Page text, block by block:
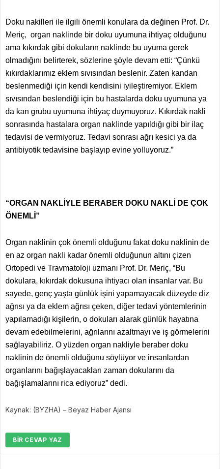
Doku nakilleri ile ilgili önemli konulara da değinen Prof. Dr.
Meriç, organ naklinde bir doku uyumuna ihtiyaç olduğunu
ama kıkırdak gibi dokuların naklinde bu uyuma gerek
olmadığını belirterek, sözlerine şöyle devam etti: “Çünkü
kıkırdaklarımız eklem sıvısından beslenir. Zaten kandan
beslenmediği için kendi kendisini iyileştiremiyor. Eklem
sıvısından beslendiği için bu hastalarda doku uyumuna ya
da kan grubu uyumuna ihtiyaç duymuyoruz. Kıkırdak nakli
sonrasında hastalara organ naklinde yapıldığı gibi bir ilaç
tedavisi de vermiyoruz. Tedavi sonrası ağrı kesici ya da
antibiyotik tedavisine başlayıp evine yolluyoruz.”
“ORGAN NAKLİYLE BERABER DOKU NAKLİ DE ÇOK
ÖNEMLİ”
Organ naklinin çok önemli olduğunu fakat doku naklinin de
en az organ nakli kadar önemli olduğunun altını çizen
Ortopedi ve Travmatoloji uzmanı Prof. Dr. Meriç, “Bu
dokulara, kıkırdak dokusuna ihtiyacı olan insanlar var. Bu
sayede, genç yaşta günlük işini yapamayacak düzeyde diz
ağrısı ya da eklem ağrısı çeken, diğer tedavi yöntemlerinin
yapılamadığı kişilerin, o dokuları alarak günlük hayatına
devam edebilmelerini, ağrılarını azaltmayı ve iş görmelerini
sağlayabiliriz. O yüzden organ nakliyle beraber doku
naklinin de önemli olduğunu söylüyor ve insanlardan
organlarını bağışlayacakları zaman dokularını da
bağışlamalarını rica ediyoruz” dedi.
Kaynak: (BYZHA) – Beyaz Haber Ajansı
BIR CEVAP YAZ